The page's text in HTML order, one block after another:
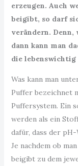
erzeugen. Auch
beigibt, so darf
verändern.
dann kann man
die lebenswichtig
Was kann man
Puffer bezeichnet
Puffersystem. Ein
werden als ein
dafür, dass der
Je nachdem ob
beigibt zu dem